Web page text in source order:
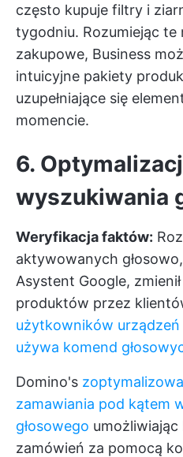
często kupuje filtry i
tygodniu. Rozumiejąc
zakupowe, Business
intuicyjne pakiety
uzupełniające się
momencie.
6.
wyszukiwania
Weryfikacja faktów:
aktywowanych
Asystent Google,
produktów przez
użytkowników
używa komend
Domino's
zamawiania pod kątem
głosowego umożliwiając
zamówień za pomocą